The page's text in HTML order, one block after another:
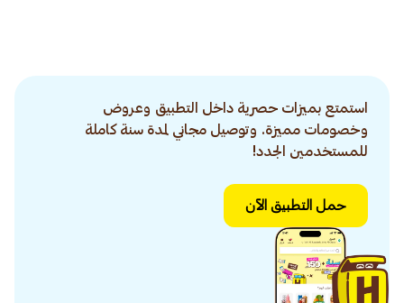
استمتع بميزات حصرية داخل التطبيق وعروض
وخصومات مميزة. وتوصيل مجاني لمدة سنة كاملة
للمستخدمين الجدد!
حمل التطبيق الآن